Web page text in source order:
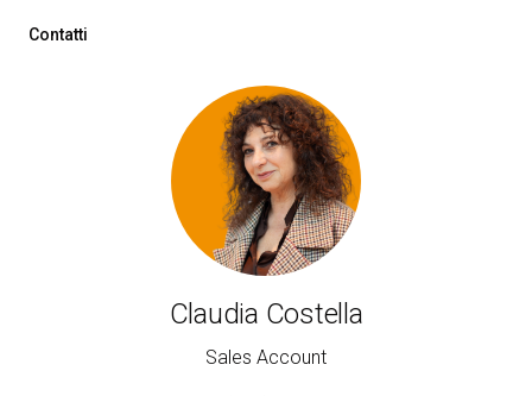
Contatti
Claudia Costella
Sales Account